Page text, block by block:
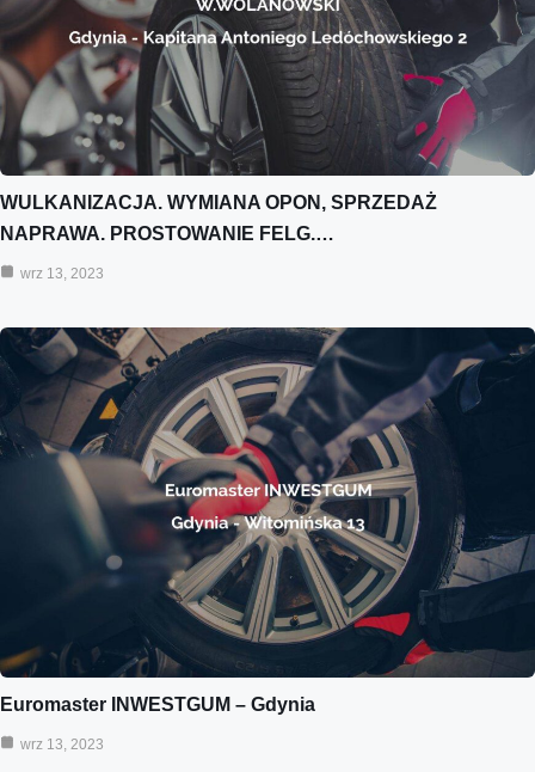
WULKANIZACJA. WYMIANA OPON, SPRZEDAŻ
NAPRAWA. PROSTOWANIE FELG.…
wrz 13, 2023
Euromaster INWESTGUM – Gdynia
wrz 13, 2023